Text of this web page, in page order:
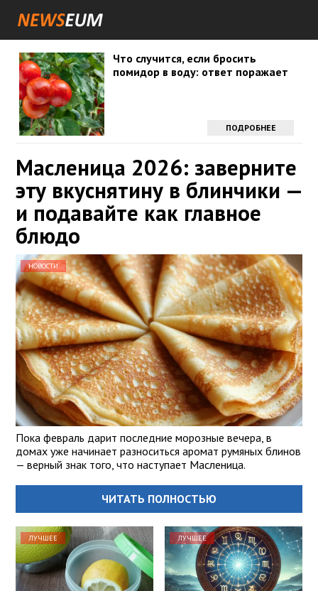
Что случится, если бросить
помидор в воду: ответ поражает
ПОДРОБНЕЕ
Масленица 2026: заверните
эту вкуснятину в блинчики —
и подавайте как главное
блюдо
НОВОСТИ
Пока февраль дарит последние морозные вечера, в
домах уже начинает разноситься аромат румяных блинов
— верный знак того, что наступает Масленица.
ЧИТАТЬ ПОЛНОСТЬЮ
ЛУЧШЕЕ ЛУЧШЕЕ